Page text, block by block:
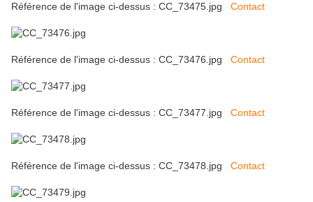
Référence de l'image ci-dessus : CC_73475.jpg Contact
Référence de l'image ci-dessus : CC_73476.jpg Contact
Référence de l'image ci-dessus : CC_73477.jpg Contact
Référence de l'image ci-dessus : CC_73478.jpg Contact